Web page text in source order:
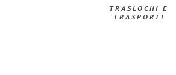
TRASLOCHI E
TRASPORTI​